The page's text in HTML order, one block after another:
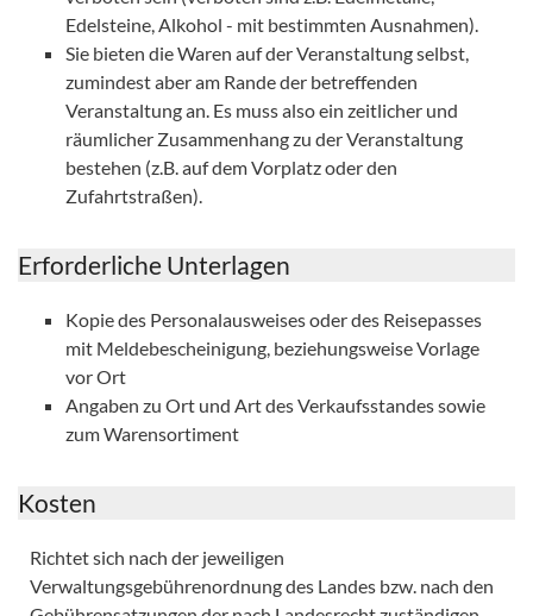
Edelsteine, Alkohol - mit bestimmten Ausnahmen).
Sie bieten die Waren auf der Veranstaltung selbst,
zumindest aber am Rande der betreffenden
Veranstaltung an. Es muss also ein zeitlicher und
räumlicher Zusammenhang zu der Veranstaltung
bestehen (z.B. auf dem Vorplatz oder den
Zufahrtstraßen).
Erforderliche Unterlagen
Kopie des Personalausweises oder des Reisepasses
mit Meldebescheinigung, beziehungsweise Vorlage
vor Ort
Angaben zu Ort und Art des Verkaufsstandes sowie
zum Warensortiment
Kosten
Richtet sich nach der jeweiligen
Verwaltungsgebührenordnung des Landes bzw. nach den